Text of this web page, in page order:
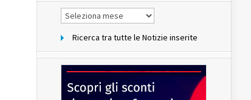
Notizie
per
Ricerca tra tutte le Notizie inserite